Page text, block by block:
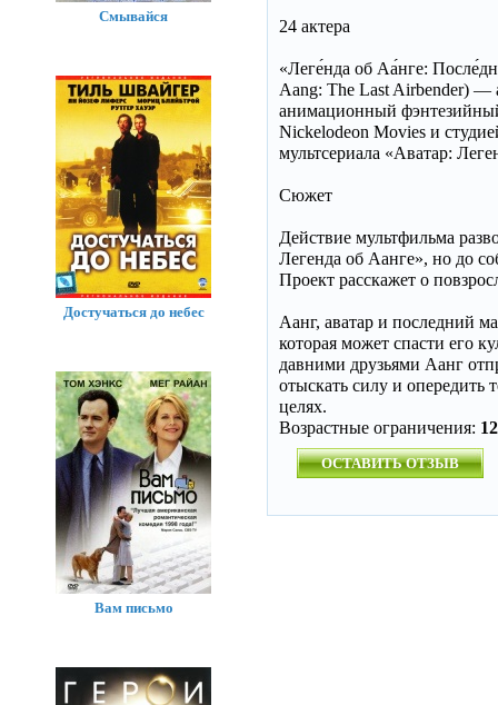
24 актера
«Леге́нда об Аа́нге:
Aang: The Last Airbender)
анимационный
Nickelodeon Movies и
мультсериала «Аватар:
Сюжет
Действие мультфильма
Легенда об Аанге», но до
Проект расскажет о
Аанг, аватар и последний
которая может спасти его
давними друзьями Аанг
отыскать силу и опередить
целях.
Возрастные ограничения:
ОСТАВИТЬ ОТЗЫВ
Смывайся
Достучаться до небес
Вам письмо